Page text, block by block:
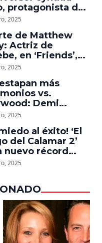
protagonista de
quiere ser
2025
de Matthew
Actriz de
en ‘Friends’,
un emotivo
2025
más
vs.
Demi
protagonista de
que le hizo la
a su cuerpo
2025
al éxito! ‘El
del Calamar 2’
nuevo récord
en tan solo 11
2025